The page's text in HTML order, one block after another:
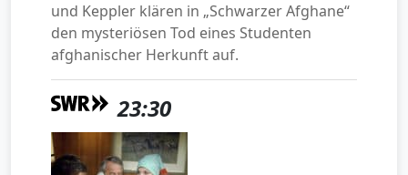
und Keppler klären in „Schwarzer Afghane“
den mysteriösen Tod eines Studenten
afghanischer Herkunft auf.
23:30